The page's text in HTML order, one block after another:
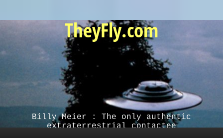
TheyFly.com
Billy Meier : The only authentic
extraterrestrial contactee